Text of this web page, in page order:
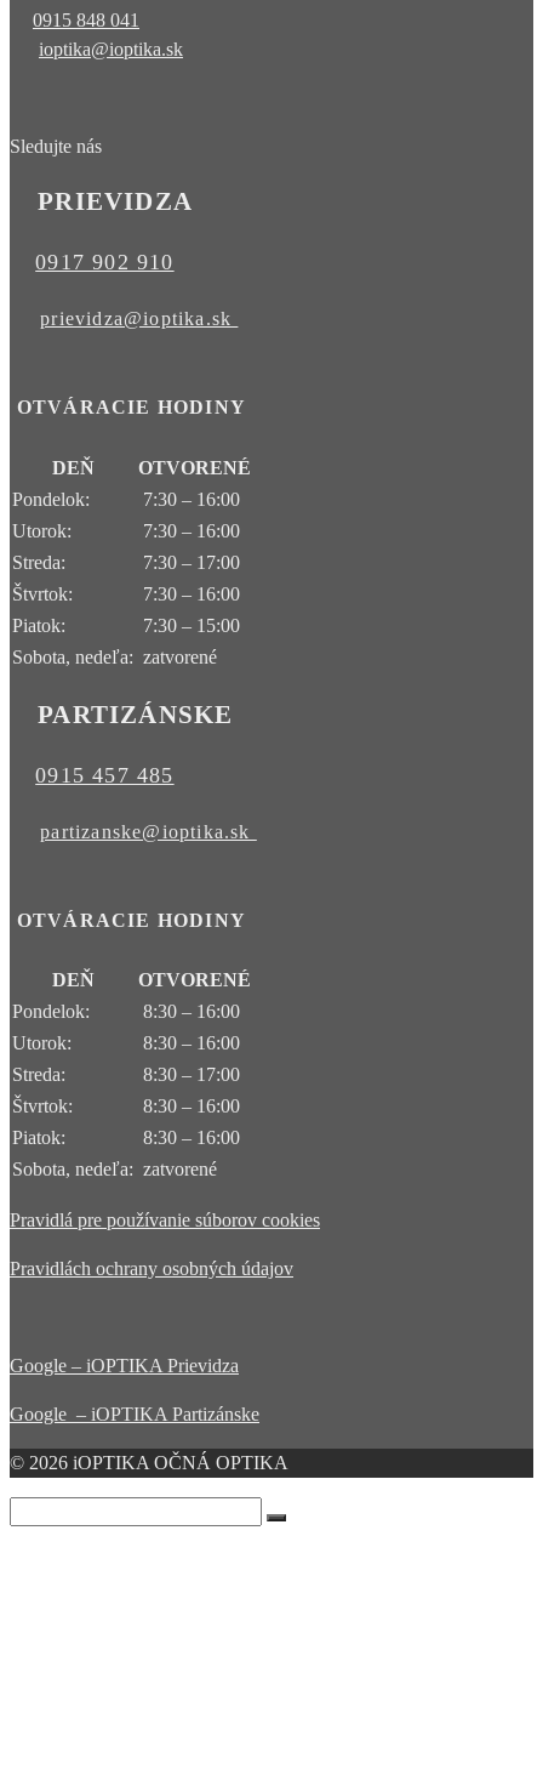
0915 848 041
ioptika@ioptika.sk
Sledujte nás
PRIEVIDZA
0917 902 910
prievidza@ioptika.sk
OTVÁRACIE HODINY
DEŇ
OTVORENÉ
Pondelok:
7:30 – 16:00
Utorok:
7:30 – 16:00
Streda:
7:30 – 17:00
Štvrtok:
7:30 – 16:00
Piatok:
7:30 – 15:00
Sobota, nedeľa: zatvorené
PARTIZÁNSKE
0915 457 485
partizanske@ioptika.sk
OTVÁRACIE HODINY
DEŇ
OTVORENÉ
Pondelok:
8:30 – 16:00
Utorok:
8:30 – 16:00
Streda:
8:30 – 17:00
Štvrtok:
8:30 – 16:00
Piatok:
8:30 – 16:00
Sobota, nedeľa: zatvorené
Pravidlá pre používanie súborov cookies
Pravidlách ochrany osobných údajov
Google – iOPTIKA Prievidza
Google – iOPTIKA Partizánske
© 2026 iOPTIKA OČNÁ OPTIKA